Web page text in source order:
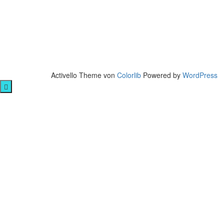
Activello Theme von Colorlib Powered by WordPress